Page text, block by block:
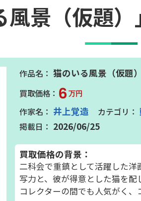
景（仮題）
猫のいる風景（仮題）
6 万円
井上覚造
2026/06/25
買取価格の背景：
二科会で重鎮として活躍した
写力と、彼が得意とした猫を
コレクターの間でも人気がく